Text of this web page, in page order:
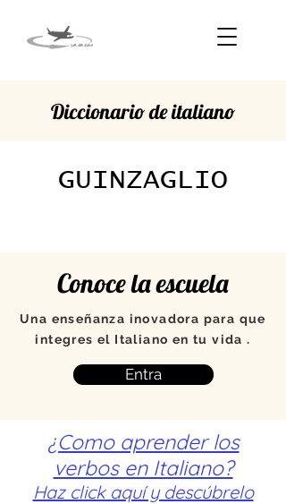
Diccionario de italiano
GUINZAGLIO
Conoce la escuela
Una enseñanza inovadora para que
integres el Italiano en tu vida .
Entra
¿Como aprender los
verbos en Italiano?
Haz click aquí y descúbrelo